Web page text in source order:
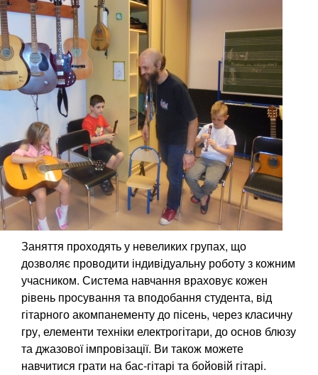
Заняття проходять у невеликих групах, що
дозволяє проводити індивідуальну роботу з кожним
учасником. Система навчання враховує кожен
рівень просування та вподобання студента, від
гітарного акомпанементу до пісень, через класичну
гру, елементи техніки електрогітари, до основ блюзу
та джазової імпровізації. Ви також можете
навчитися грати на бас-гітарі та бойовій гітарі.